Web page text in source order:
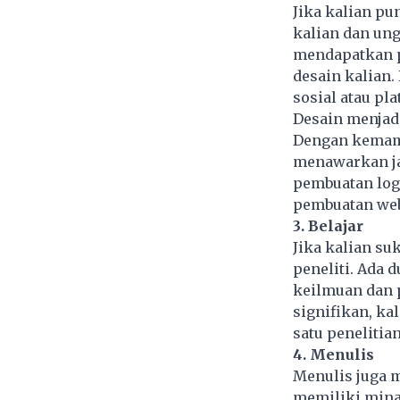
Jika kalian
kalian dan
mendapatkan
desain kalian.
sosial atau
Desain
Dengan
menawarkan
pembuatan
pembuatan
3. Belajar
Jika kalian
peneliti. Ada
keilmuan dan
signifikan,
satu
4. Menulis
Menulis juga